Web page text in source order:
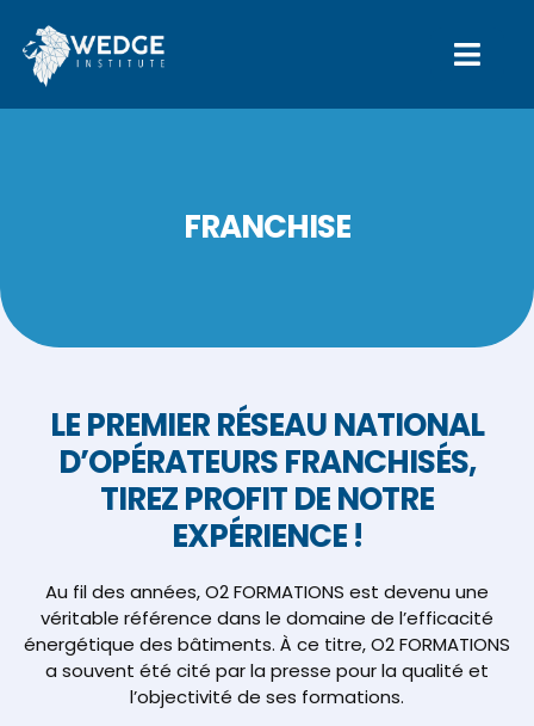
FRANCHISE
LE PREMIER RÉSEAU NATIONAL
D’OPÉRATEURS FRANCHISÉS,
TIREZ PROFIT DE NOTRE
EXPÉRIENCE !
Au fil des années, O2 FORMATIONS est devenu une
véritable référence dans le domaine de l’efficacité
énergétique des bâtiments. À ce titre, O2 FORMATIONS
a souvent été cité par la presse pour la qualité et
l’objectivité de ses formations.